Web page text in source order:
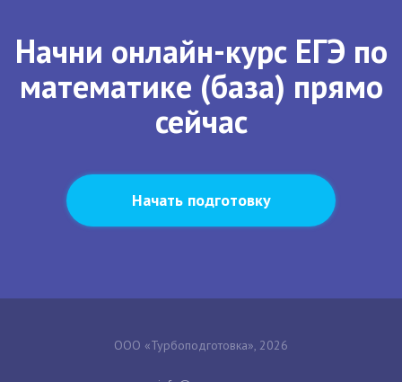
Начни онлайн-курс ЕГЭ по
математике (база) прямо
сейчас
Начать подготовку
ООО «Турбоподготовка», 2026